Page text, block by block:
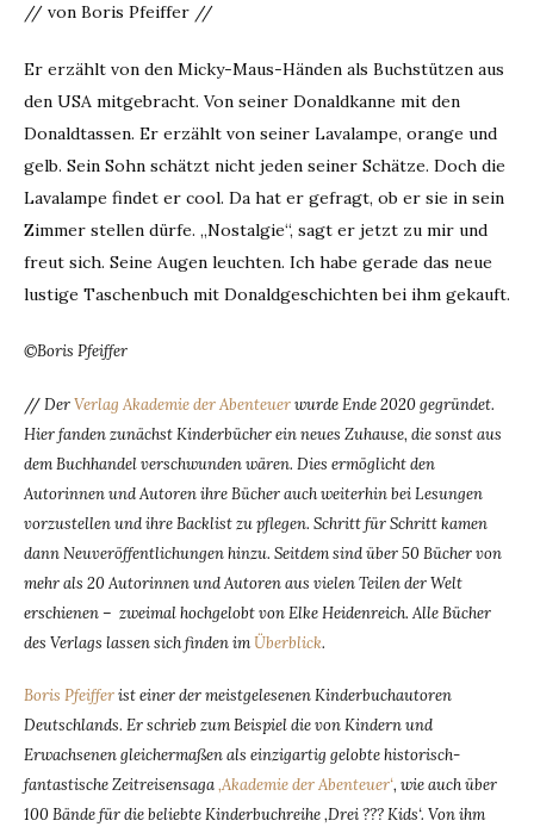
// von Boris Pfeiffer //
Er erzählt von den Micky-Maus-Händen als Buchstützen aus
den USA mitgebracht. Von seiner Donaldkanne mit den
Donaldtassen. Er erzählt von seiner Lavalampe, orange und
gelb. Sein Sohn schätzt nicht jeden seiner Schätze. Doch die
Lavalampe findet er cool. Da hat er gefragt, ob er sie in sein
Zimmer stellen dürfe. „Nostalgie“, sagt er jetzt zu mir und
freut sich. Seine Augen leuchten. Ich habe gerade das neue
lustige Taschenbuch mit Donaldgeschichten bei ihm gekauft.
©Boris Pfeiffer
//DerVerlag Akademie der Abenteuerwurde Ende 2020 gegründet.
Hier fanden zunächst Kinderbücher ein neues Zuhause, die sonst aus
dem Buchhandel verschwunden wären. Dies ermöglicht den
Autorinnen und Autoren ihre Bücher auch weiterhin bei Lesungen
vorzustellen und ihre Backlist zu pflegen. Schritt für Schritt kamen
dann Neuveröffentlichungen hinzu. Seitdem sind über 50 Bücher von
mehr als 20 Autorinnen und Autoren aus vielen Teilen der Welt
erschienen – zweimal hochgelobt von Elke Heidenreich. Alle Bücher
des Verlags lassen sich finden imÜberblick.
Boris Pfeifferist einer der meistgelesenen Kinderbuchautoren
Deutschlands. Er schrieb zum Beispiel die von Kindern und
Erwachsenen gleichermaßen als einzigartig gelobte historisch-
fantastische Zeitreisensaga‚Akademie der Abenteuer‘, wie auch über
100 Bände für die beliebte Kinderbuchreihe ‚Drei ??? Kids‘. Von ihm